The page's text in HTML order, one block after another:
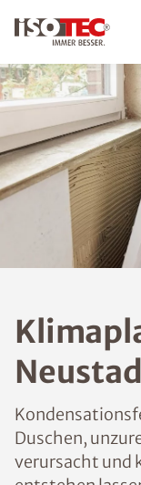
Duschen,
verursacht und